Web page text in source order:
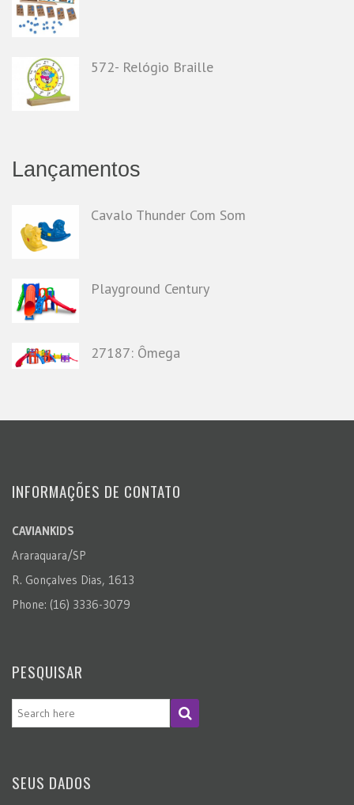
572- Relógio Braille
Lançamentos
Cavalo Thunder Com Som
Playground Century
27187: Ômega
INFORMAÇÕES DE CONTATO
CAVIANKIDS
Araraquara/SP
R. Gonçalves Dias, 1613
Phone: (16) 3336-3079
PESQUISAR
SEUS DADOS